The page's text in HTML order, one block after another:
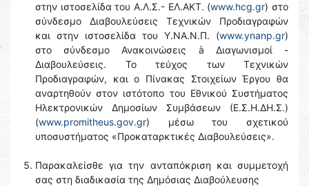
στην ιστοσελίδα του Α.Λ.Σ.- ΕΛ.ΑΚΤ. (www.hcg.gr) στο
σύνδεσμο Διαβουλεύσεις Τεχνικών Προδιαγραφών
και στην ιστοσελίδα του Y.NA.N.Π. (www.ynanp.gr)
στο σύνδεσμο Ανακοινώσεις à Διαγωνισμοί -
Διαβουλεύσεις. Το τεύχος των Τεχνικών
Προδιαγραφών, και ο Πίνακας Στοιχείων Έργου θα
αναρτηθούν στον ιστότοπο του Εθνικού Συστήματος
Ηλεκτρονικών Δημοσίων Συμβάσεων (Ε.Σ.Η.ΔΗ.Σ.)
(www.promitheus.gov.gr) μέσω του σχετικού
υποσυστήματος «Προκαταρκτικές Διαβουλεύσεις».
Παρακαλείσθε για την ανταπόκριση και συμμετοχή
σας στη διαδικασία της Δημόσιας Διαβούλευσης